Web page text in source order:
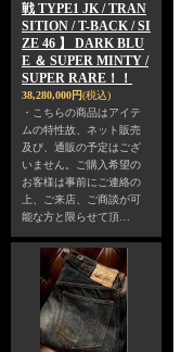
戦 TYPE1 JK / TRAN
SITION / T-BACK / SI
ZE 46 】 DARK BLU
E ＆ SUPER MINTY /
SUPER RARE！！
38,280,000円(税込)
・こちらの商品はアイテ
ムの特性故、ネット販売
及び、通販の予定はござ
いません。ご購入希望の
お客様は事前にご連絡の
上、ご来店、ご商談が可
能な方と限らせて頂…